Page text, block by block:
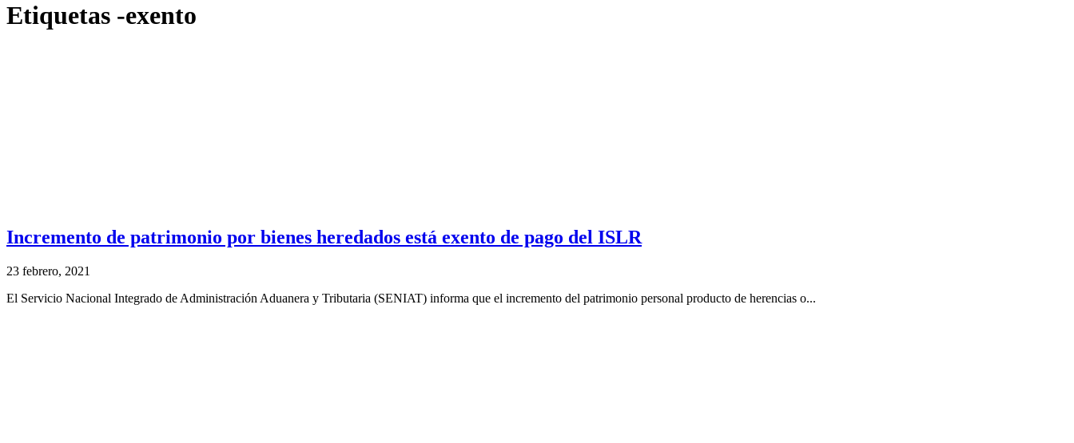
Etiquetas -exento
Incremento de patrimonio por bienes heredados está exento de pago del ISLR
23 febrero, 2021
El Servicio Nacional Integrado de Administración Aduanera y Tributaria (SENIAT) informa que el incremento del patrimonio personal producto de herencias o...